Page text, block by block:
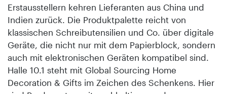
Erstausstellern kehren Lieferanten aus China und
Indien zurück. Die Produktpalette reicht von
klassischen Schreib­utensilien und Co. über digitale
Geräte, die nicht nur mit dem Papierblock, sondern
auch mit elektronischen Geräten kompatibel sind.
Halle 10.1 steht mit Global Sourcing Home
Decoration & Gifts im Zeichen des Schenkens. Hier